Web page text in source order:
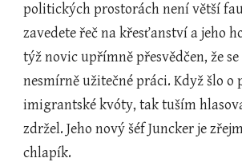
politických prostorách není větší
zavedete řeč na křesťanství a jeho
týž novic upřímně přesvědčen, že
nesmírně užitečné práci. Když šlo o
imigrantské kvóty, tak tuším
zdržel. Jeho nový šéf Juncker je
chlapík.